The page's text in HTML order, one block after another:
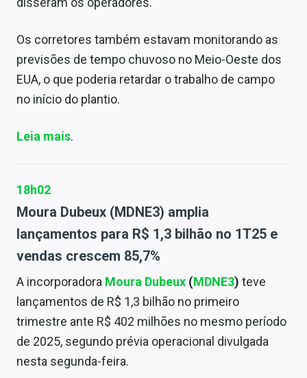
Os corretores também estavam monitorando as
previsões de tempo chuvoso no Meio-Oeste dos
EUA, o que poderia retardar o trabalho de campo
no início do plantio.
Leia mais.
18h02
Moura Dubeux (MDNE3) amplia
lançamentos para R$ 1,3 bilhão no 1T25 e
vendas crescem 85,7%
A incorporadora Moura Dubeux (MDNE3) teve
lançamentos de R$ 1,3 bilhão no primeiro
trimestre ante R$ 402 milhões no mesmo período
de 2025, segundo prévia operacional divulgada
nesta segunda-feira.